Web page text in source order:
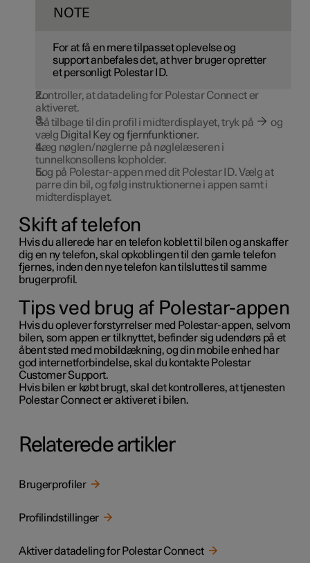
NOTE
For at få en mere tilpasset oplevelse og
support anbefales det, at hver bruger opretter
et personligt Polestar ID.
Kontroller, at datadeling for Polestar Connect er
aktiveret.
Gå tilbage til din profil i midterdisplayet, tryk på
og
vælg Digital Key og fjernfunktioner.
Læg nøglen/nøglerne på nøglelæseren i
tunnelkonsollens kopholder.
Log på Polestar-appen med dit Polestar ID. Vælg at
parre din bil, og følg instruktionerne i appen samt i
midterdisplayet.
Skift af telefon
Hvis du allerede har en telefon koblet til bilen og anskaffer
dig en ny telefon, skal opkoblingen til den gamle telefon
fjernes, inden den nye telefon kan tilsluttes til samme
brugerprofil.
Tips ved brug af Polestar-appen
Hvis du oplever forstyrrelser med Polestar-appen, selvom
bilen, som appen er tilknyttet, befinder sig udendørs på et
åbent sted med mobildækning, og din mobile enhed har
god internetforbindelse, skal du kontakte Polestar
Customer Support.
Hvis bilen er købt brugt, skal det kontrolleres, at tjenesten
Polestar Connect er aktiveret i bilen.
Relaterede artikler
Brugerprofiler
Profilindstillinger
Aktiver datadeling for Polestar Connect